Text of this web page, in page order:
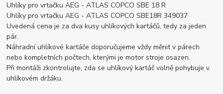
Uhlíky pro vrtačku AEG - ATLAS COPCO SBE 18 R
Uhlíky pro vrtačku AEG - ATLAS COPCO SBE18R 349037
Uvedená cena je za dva kusy uhlíkových kartáčů, tedy za jeden
pár.
Náhradní uhlíkové kartáče doporučujeme vždy měnit v párech
nebo kompletních počtech, kterými je motor stroje osazen.
Při montáži zkontrolujte, zda se uhlíkový kartáč volně pohybuje v
uhlíkovém držáku.